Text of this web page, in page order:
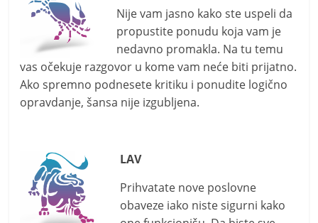
Nije vam jasno kako ste uspeli da
propustite ponudu koja vam je
nedavno promakla. Na tu temu
vas očekuje razgovor u kome vam neće biti prijatno.
Ako spremno podnesete kritiku i ponudite logično
opravdanje, šansa nije izgubljena.
LAV
Prihvatate nove poslovne
obaveze iako niste sigurni kako